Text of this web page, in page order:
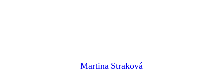
Martina Straková